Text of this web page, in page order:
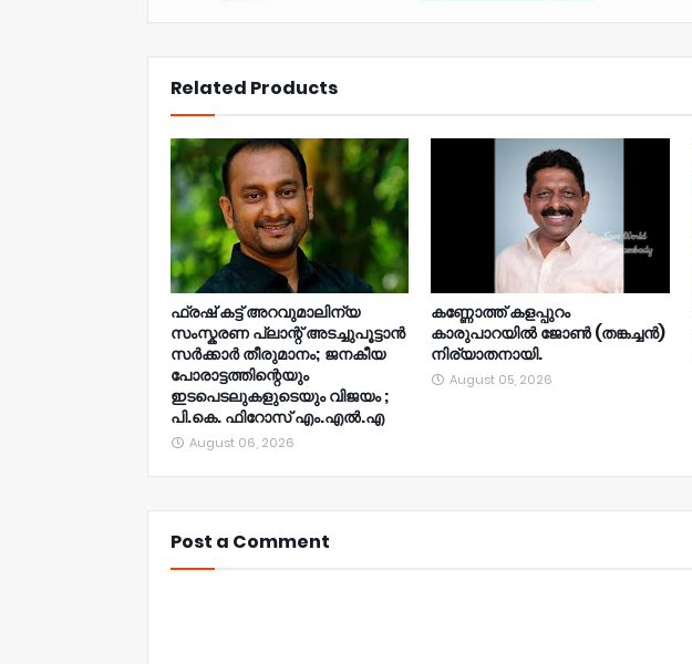
Related Products
ഫ്രഷ് കട്ട് അറവുമാലിന്യ
സംസ്കരണ പ്ലാന്റ് അടച്ചുപൂട്ടാൻ
സർക്കാർ തീരുമാനം; ജനകീയ
പോരാട്ടത്തിന്റെയും
ഇടപെടലുകളുടെയും വിജയം ;
പി.കെ. ഫിറോസ് എം.എൽ‍.എ
August 06, 2026
കണ്ണോത്ത് കളപ്പുറം
കാരുപാറയിൽ ജോൺ (തങ്കച്ചൻ)
നിര്യാതനായി.
August 05, 2026
Post a Comment